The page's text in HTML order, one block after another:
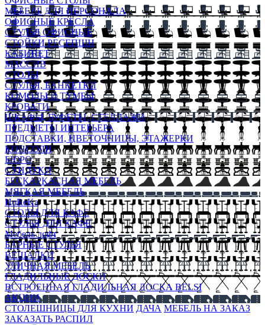
МЕБЕЛЬ ДЛЯ ПЕРСОНАЛА
ОФИСНЫЕ КРЕСЛА
СТУЛЬЯ ОФИСНЫЕ
СТОЙКИ РЕСЕПШН
КАБИНЕТ
МАССИВ
СТОЛЫ
СТУЛЬЯ, БАНКЕТКИ
КОМОДЫ И ТУМБЫ
КРОВАТИ
ШКАФЫ, БУФЕТЫ, СТЕЛЛАЖИ
ПРЕДМЕТЫ ИНТЕРЬЕРА
ПОДСТАВКИ, ЦВЕТОЧНИЦЫ, ЭТАЖЕРКИ
КОНСОЛИ
БЮРО
СУНДУКИ
БЕСКАРКАСНАЯ МЕБЕЛЬ
МЯГКАЯ МЕБЕЛЬ
HoReKa
СТОЛЫ ДЛЯ КАФЕ
СТУЛЬЯ ДЛЯ КАФЕ
Мебель лофт
БАРНЫЕ СТУЛЬЯ
ВЕШАЛКИ
УЛИЧНАЯ МЕБЕЛЬ
ГЛАДИЛЬНЫЕ ДОСКИ
ВСТРОЕННАЯ ГЛАДИЛЬНАЯ ДОСКА BELSI
АКЦИИ
СТОЛЕШНИЦЫ ДЛЯ КУХНИ ДАЧА МЕБЕЛЬ НА ЗАКАЗ
ЗАКАЗАТЬ РАСПИЛ